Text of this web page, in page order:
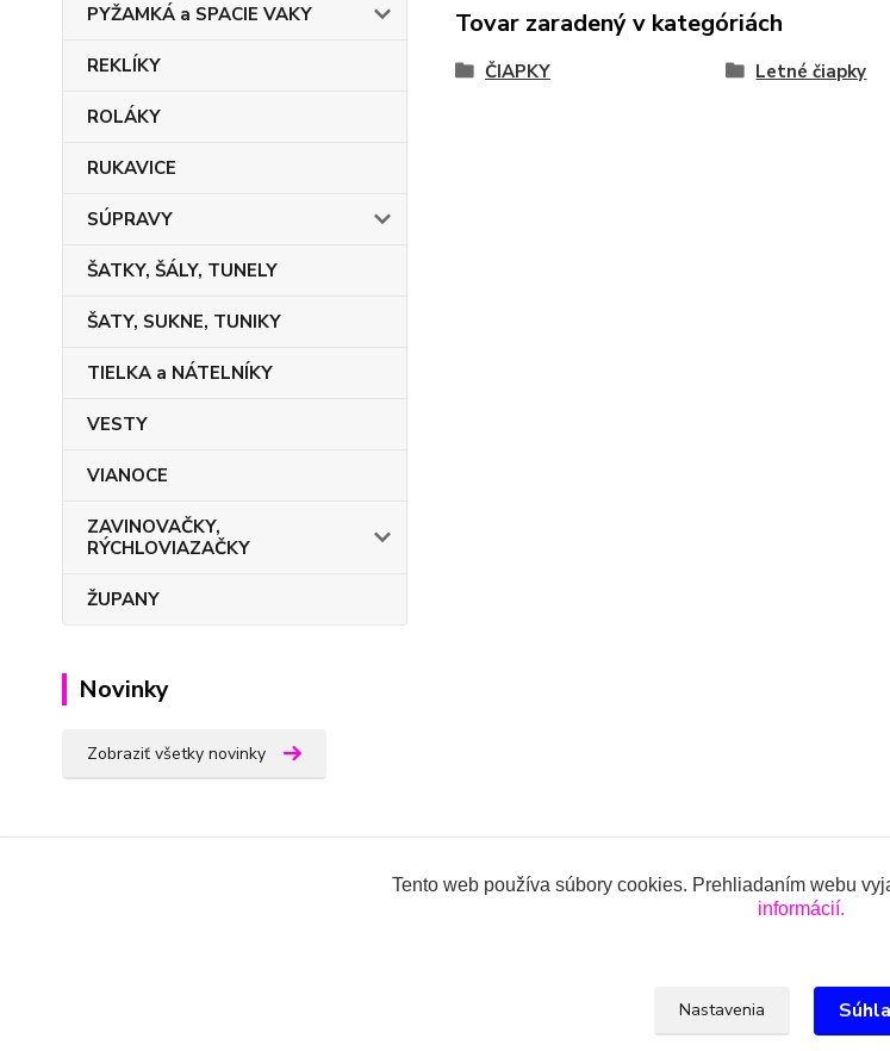
PYŽAMKÁ a SPACIE VAKY
REKLÍKY
ROLÁKY
RUKAVICE
SÚPRAVY
ŠATKY, ŠÁLY, TUNELY
ŠATY, SUKNE, TUNIKY
TIELKA a NÁTELNÍKY
VESTY
VIANOCE
ZAVINOVAČKY,
RÝCHLOVIAZAČKY
ŽUPANY
Novinky
Zobraziť všetky novinky
Tovar zaradený v kategóriách
ČIAPKY Letné čiapky
Ing.Miroslava Dvorščáková, Kružlová 110, 090 02 Kružlová, 0918 914 288,
Tento web používa súbory cookies. Prehliadaním webu
informácií.
Nastavenia